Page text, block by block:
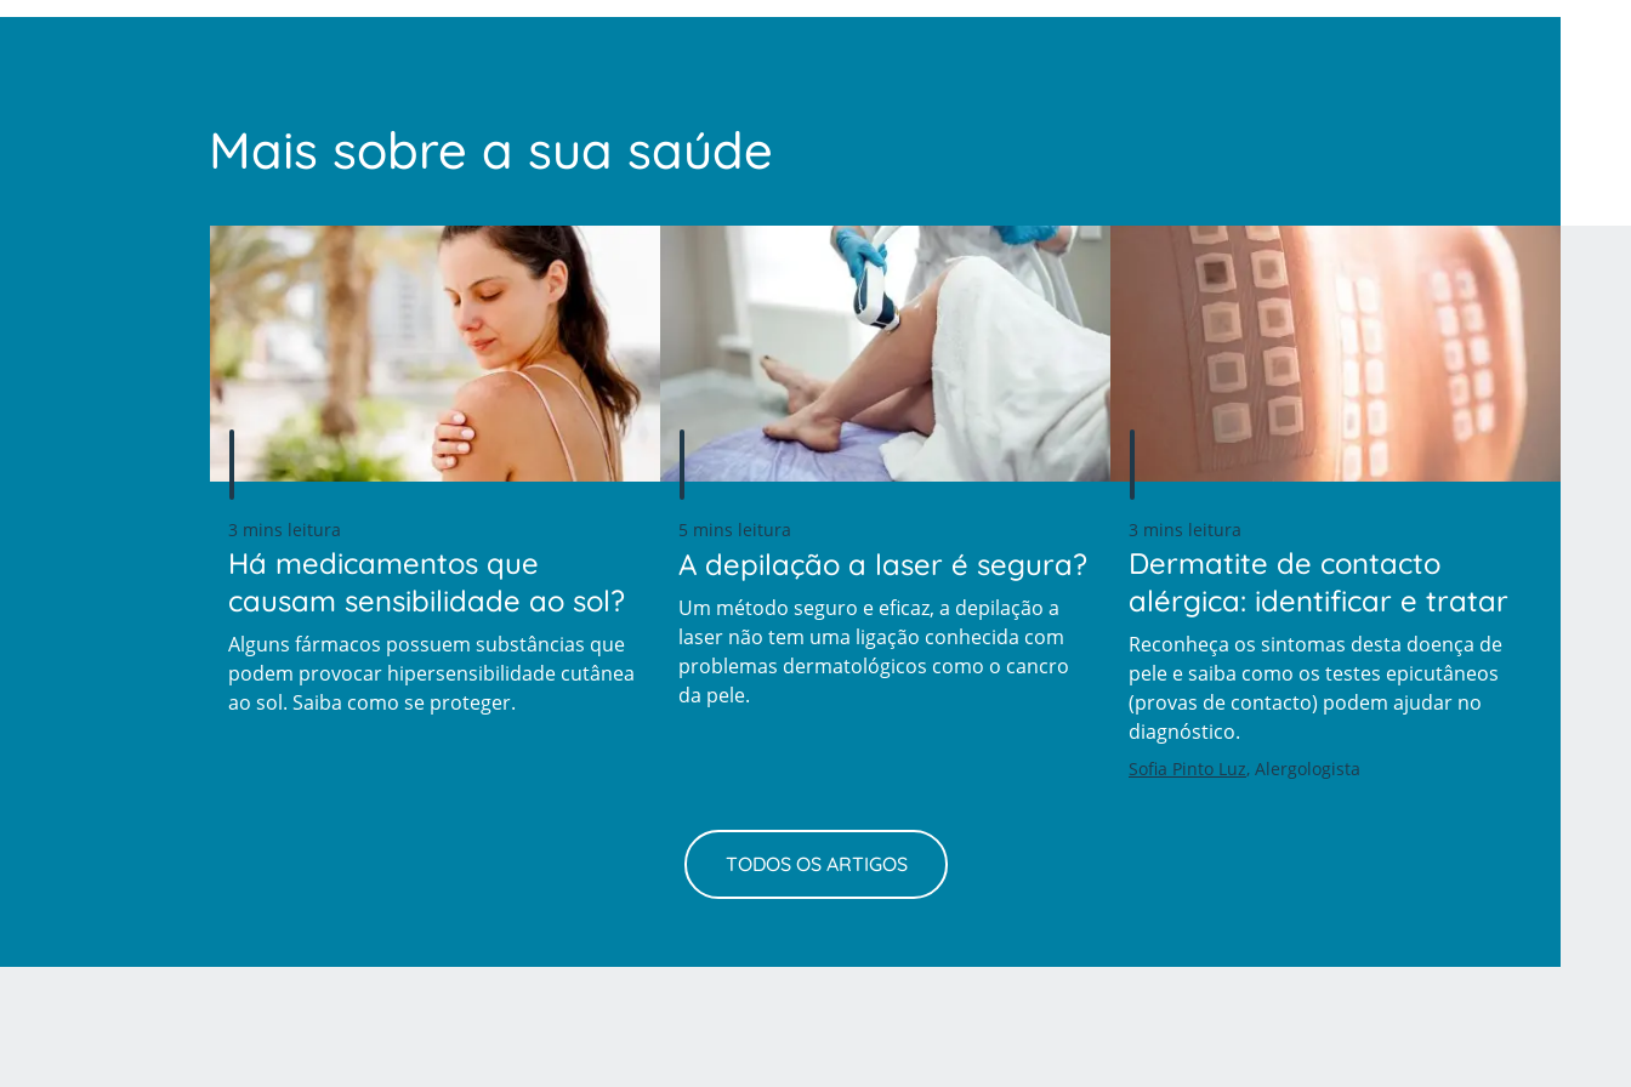
Prevenção e bem-estar
Mais sobre a sua saúde
3 mins leitura
Há medicamentos que
causam sensibilidade ao sol?
Alguns fármacos possuem substâncias que
podem provocar hipersensibilidade cutânea
ao sol. Saiba como se proteger.
5 mins leitura
A depilação a laser é segura?
Um método seguro e eficaz, a depilação a
laser não tem uma ligação conhecida com
problemas dermatológicos como o cancro
da pele.
3 mins leitura
Dermatite de contacto
alérgica: identificar e tratar
Reconheça os sintomas desta doença de
pele e saiba como os testes epicutâneos
(provas de contacto) podem ajudar no
diagnóstico.
Sofia Pinto Luz Alergologista
TODOS OS ARTIGOS